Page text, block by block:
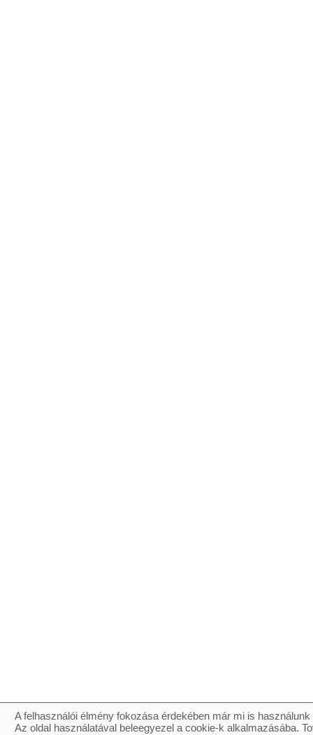
A felhasználói élmény fokozása érdekében már mi is
Az oldal használatával beleegyezel a cookie-k alkalmazásába.